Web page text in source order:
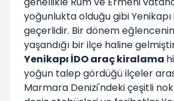
yoğunlukta olduğu gibi Yenikapı
geçerlidir. Bir dönem
yaşandığı bir ilçe haline
Yenikapı İDO araç kiralama
yoğun talep gördüğü ilçeler
Marmara Denizi'ndeki çeşitli